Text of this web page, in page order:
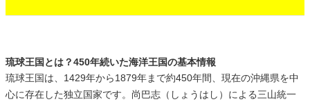
琉球王国とは？450年続いた海洋王国の基本情報
琉球王国は、1429年から1879年まで約450年間、現在の沖縄県を中
心に存在した独立国家です。尚巴志（しょうはし）による三山統一